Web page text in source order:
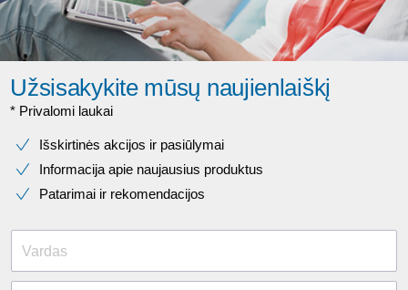
Užsisakykite mūsų naujienlaiškį
* Privalomi laukai​
Išskirtinės akcijos ir pasiūlymai
Informacija apie naujausius produktus
Patarimai ir rekomendacijos
Vardas